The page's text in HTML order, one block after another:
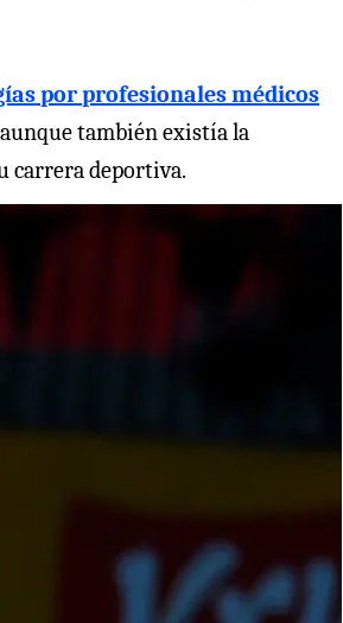
por profesionales médicos
también existía la
carrera deportiva.